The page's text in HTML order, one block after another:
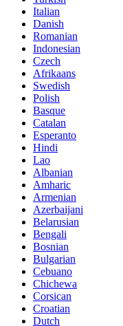
Italian
Danish
Romanian
Indonesian
Czech
Afrikaans
Swedish
Polish
Basque
Catalan
Esperanto
Hindi
Lao
Albanian
Amharic
Armenian
Azerbaijani
Belarusian
Bengali
Bosnian
Bulgarian
Cebuano
Chichewa
Corsican
Croatian
Dutch